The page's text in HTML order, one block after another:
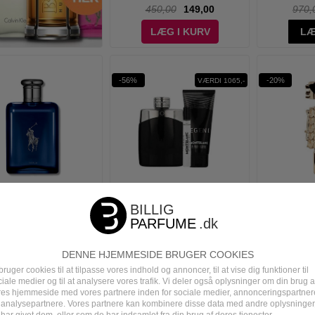
DENNE HJEMMESIDE BRUGER COOKIES
cookies til at tilpasse vores indhold og annoncer, til at vise dig funktioner til
medier og til at analysere vores trafik. Vi deler også oplysninger om din brug
hjemmeside med vores partnere inden for sociale medier,
Vores partnere kan kombinere disse data med andre oplysninger,
450,00
149,00
LÆG I KURV
494,95
LÆG I KURV
-56% VÆRDI 1065,-
MontBlanc - Legend Eau de
Toilette Gaveæske - 100 ml +
895,00
395,00
LÆS MERE
-20%
Paco
Intense